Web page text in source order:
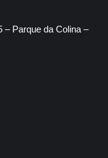
– Parque da Colina –